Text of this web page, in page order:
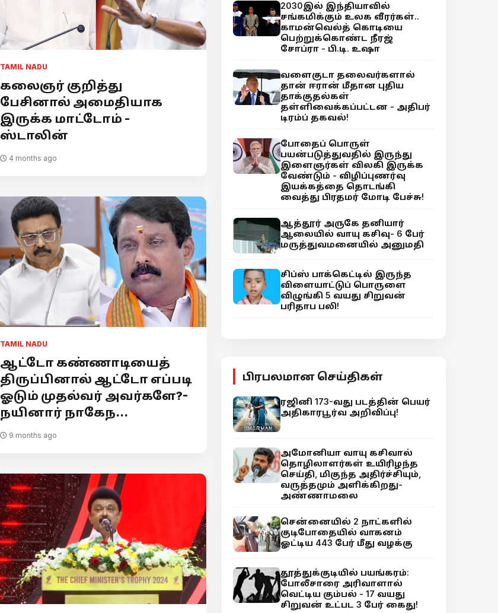
TAMIL NADU
கலைஞர் குறித்து
பேசினால் அமைதியாக
இருக்க மாட்டோம் -
ஸ்டாலின்
4 months ago
TAMIL NADU
ஆட்டோ கண்ணாடியைத்
திருப்பினால் ஆட்டோ எப்படி
ஓடும் முதல்வர் அவர்களே?-
நயினார் நாகேந...
9 months ago
2030இல் இந்தியாவில்
சங்கமிக்கும் உலக வீரர்கள்..
காமன்வெல்த் கொடியை
பெற்றுக்கொண்ட நீரஜ்
சோப்ரா - பி.டி. உஷா
வளைகுடா தலைவர்களால்
தான் ஈரான் மீதான புதிய
தாக்குதல்கள்
தள்ளிவைக்கப்பட்டன - அதிபர்
டிரம்ப் தகவல்!
போதைப் பொருள்
பயன்படுத்துவதில் இருந்து
இளைஞர்கள் விலகி இருக்க
வேண்டும் - விழிப்புணர்வு
இயக்கத்தை தொடங்கி
வைத்து பிரதமர் மோடி பேச்சு!
ஆத்தூர் அருகே தனியார்
ஆலையில் வாயு கசிவு- 6 பேர்
மருத்துவமனையில் அனுமதி
சிப்ஸ் பாக்கெட்டில் இருந்த
விளையாட்டுப் பொருளை
விழுங்கி 5 வயது சிறுவன்
பரிதாப பலி!
பிரபலமான செய்திகள்
ரஜினி 173-வது படத்தின் பெயர்
அதிகாரபூர்வ அறிவிப்பு!
அமோனியா வாயு கசிவால்
தொழிலாளர்கள் உயிரிழந்த
செய்தி, மிகுந்த அதிர்ச்சியும்,
வருத்தமும் அளிக்கிறது-
அண்ணாமலை
சென்னையில் 2 நாட்களில்
குடிபோதையில் வாகனம்
ஓட்டிய 443 பேர் மீது வழக்கு
தூத்துக்குடியில் பயங்கரம்:
போலீசாரை அரிவாளால்
வெட்டிய கும்பல் - 17 வயது
சிறுவன் உட்பட 3 பேர் கைது!